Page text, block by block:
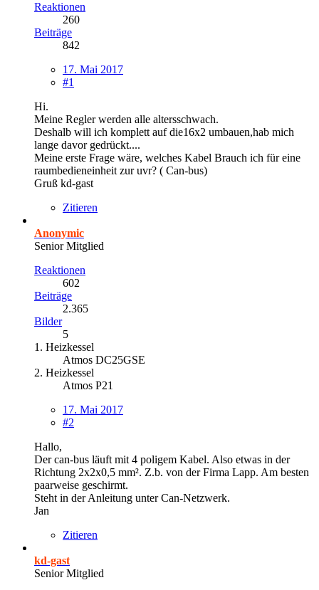
Reaktionen
260
Beiträge
842
17. Mai 2017
#1
Hi.
Meine Regler werden alle altersschwach.
Deshalb will ich komplett auf die16x2 umbauen,hab mich
lange davor gedrückt....
Meine erste Frage wäre, welches Kabel Brauch ich für eine
raumbedieneinheit zur uvr? ( Can-bus)
Gruß kd-gast
Zitieren
Anonymic
Senior Mitglied
Reaktionen
602
Beiträge
2.365
Bilder
5
1. Heizkessel
Atmos DC25GSE
2. Heizkessel
Atmos P21
17. Mai 2017
#2
Hallo,
Der can-bus läuft mit 4 poligem Kabel. Also etwas in der
Richtung 2x2x0,5 mm². Z.b. von der Firma Lapp. Am besten
paarweise geschirmt.
Steht in der Anleitung unter Can-Netzwerk.
Jan
Zitieren
kd-gast
Senior Mitglied